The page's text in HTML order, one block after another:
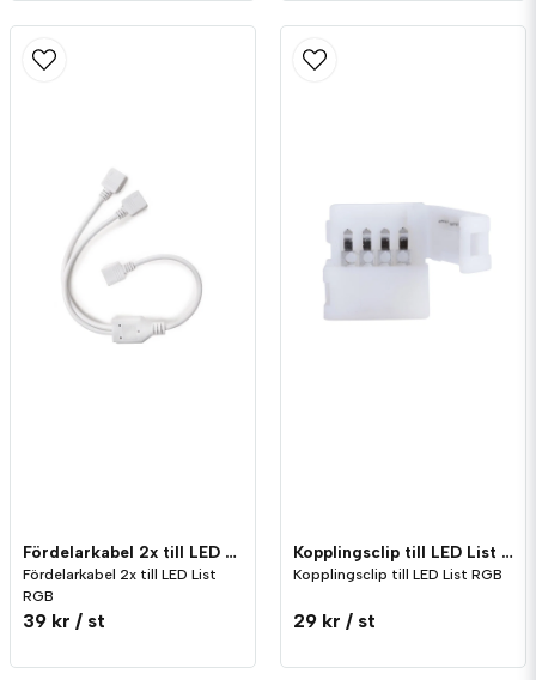
Fördelarkabel 2x till LED List RGB
Fördelarkabel 2x till LED List
RGB
39 kr / st
Kopplingsclip till LED List RGB
Kopplingsclip till LED List RGB
29 kr / st